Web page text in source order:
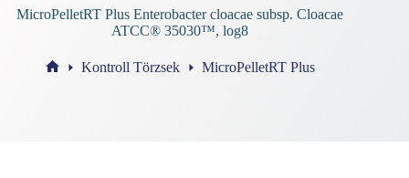
MicroPelletRT Plus Enterobacter cloacae subsp. Cloacae
ATCC® 35030™, log8
Kontroll Törzsek MicroPelletRT Plus